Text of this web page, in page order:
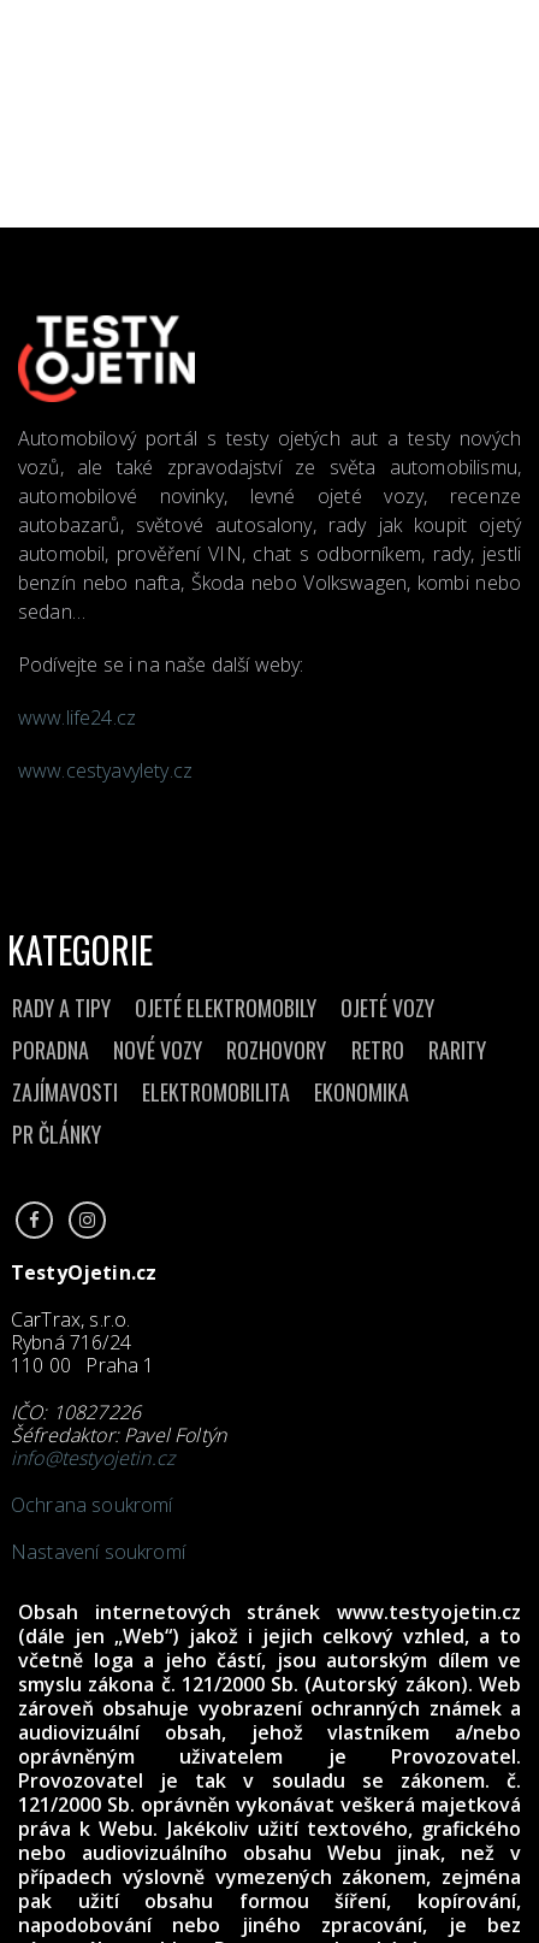
Automobilový portál s testy ojetých aut a testy nových
vozů, ale také zpravodajství ze světa automobilismu,
automobilové novinky, levné ojeté vozy, recenze
autobazarů, světové autosalony, rady jak koupit ojetý
automobil, prověření VIN, chat s odborníkem, rady, jestli
benzín nebo nafta, Škoda nebo Volkswagen, kombi nebo
sedan…
Podívejte se i na naše další weby:
www.life24.cz
www.cestyavylety.cz
KATEGORIE
RADY A TIPY OJETÉ ELEKTROMOBILY
OJETÉ VOZY
PORADNA
NOVÉ VOZY ROZHOVORY RETRO
RARITY
ZAJÍMAVOSTI
ELEKTROMOBILITA
EKONOMIKA
PR ČLÁNKY
TestyOjetin.cz
CarTrax, s.r.o.
Rybná 716/24
110 00 Praha 1
IČO: 10827226
Šéfredaktor: Pavel Foltýn
info@testyojetin.cz
Ochrana soukromí
Nastavení soukromí
Obsah internetových stránek www.testyojetin.cz
(dále jen „Web“) jakož i jejich celkový vzhled, a to
včetně loga a jeho částí, jsou autorským dílem ve
smyslu zákona č. 121/2000 Sb. (Autorský zákon). Web
zároveň obsahuje vyobrazení ochranných známek a
audiovizuální obsah, jehož vlastníkem a/nebo
oprávněným uživatelem je Provozovatel.
Provozovatel je tak v souladu se zákonem. č.
121/2000 Sb. oprávněn vykonávat veškerá majetková
práva k Webu. Jakékoliv užití textového, grafického
nebo audiovizuálního obsahu Webu jinak, než v
případech výslovně vymezených zákonem, zejména
pak užití obsahu formou šíření, kopírování,
napodobování nebo jiného zpracování, je bez